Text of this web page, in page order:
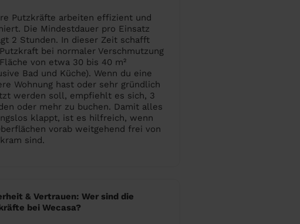
Putzkräfte arbeiten effizient und
Die Mindestdauer pro Einsatz
2 Stunden. In dieser Zeit schafft
bei normaler Verschmutzung
von etwa 30 bis 40 m²
Bad und Küche). Wenn du eine
Wohnung hast oder sehr gründlich
werden soll, empfiehlt es sich, 3
oder mehr zu buchen. Damit alles
klappt, ist es hilfreich, wenn
vorab weitgehend frei von
sind.
& Vertrauen: Wer sind die
bei Wecasa?